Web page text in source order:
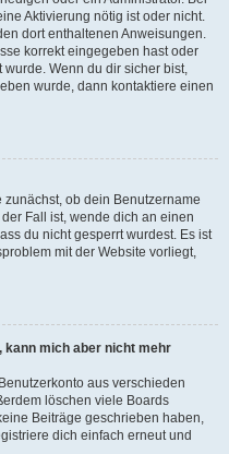
Aktivierung nötig ist oder nicht.
dort enthaltenen Anweisungen.
korrekt eingegeben hast oder
Wenn du dir sicher bist,
wurde, dann kontaktiere einen
ob dein Benutzername
Fall ist, wende dich an einen
du nicht gesperrt wurdest. Es ist
mit der Website vorliegt,
kann mich aber nicht mehr
aus verschieden
löschen viele Boards
Beiträge geschrieben haben,
dich einfach erneut und